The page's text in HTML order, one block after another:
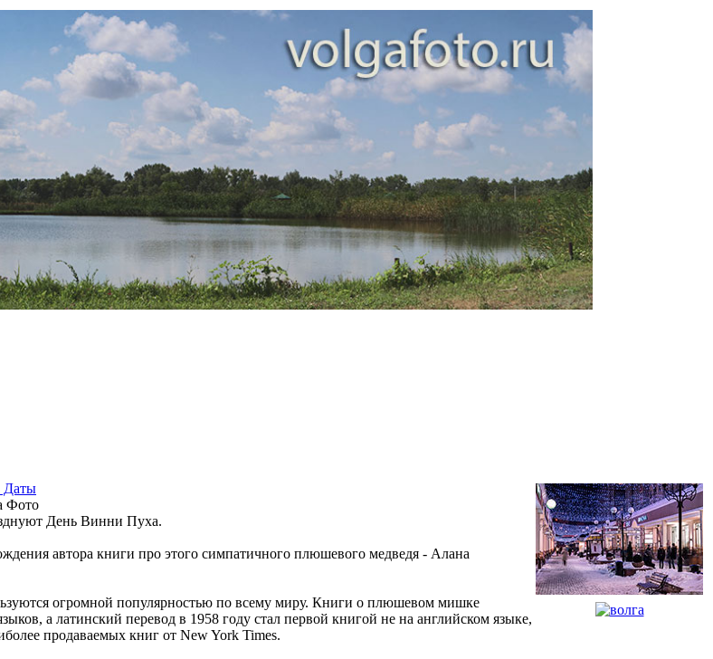
Даты
День Винни Пуха.
автора книги про этого симпатичного плюшевого медведя - Алана
огромной популярностью по всему миру. Книги о плюшевом мишке
а латинский перевод в 1958 году стал первой книгой не на английском языке,
продаваемых книг от New York Times.